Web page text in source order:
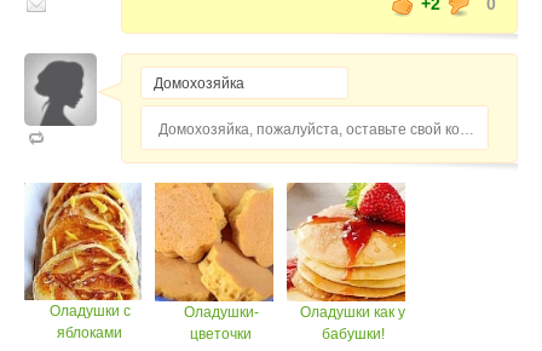
Домохозяйка, пожалуйста, оставьте свой комментарий...
Оладушки с
яблоками
Оладушки-
цветочки
Оладушки как у
бабушки!